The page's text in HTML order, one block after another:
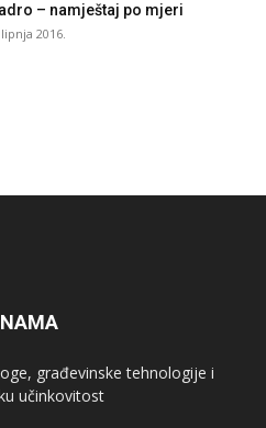
– namještaj po mjeri
2016.
građevinske tehnologije i
učinkovitost